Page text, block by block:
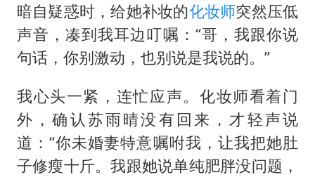
暗自疑惑时，给她补妆的化妆师突然压低
声音，凑到我耳边叮嘱：“哥，我跟你说
句话，你别激动，也别说是我说的。”
我心头一紧，连忙应声。化妆师看着门
外，确认苏雨晴没有回来，才轻声说
道：“你未婚妻特意嘱咐我，让我把她肚
子修瘦十斤。我跟她说单纯肥胖没问题，